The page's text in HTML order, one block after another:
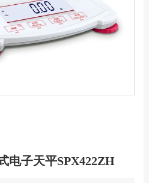
电子天平SPX422ZH